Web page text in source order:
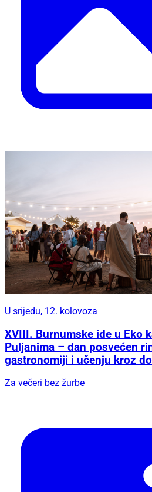
U srijedu, 12. kolovoza
XVIII. Burnumske ide u Eko
Puljanima – dan posvećen
gastronomiji i učenju kroz
Za večeri bez žurbe